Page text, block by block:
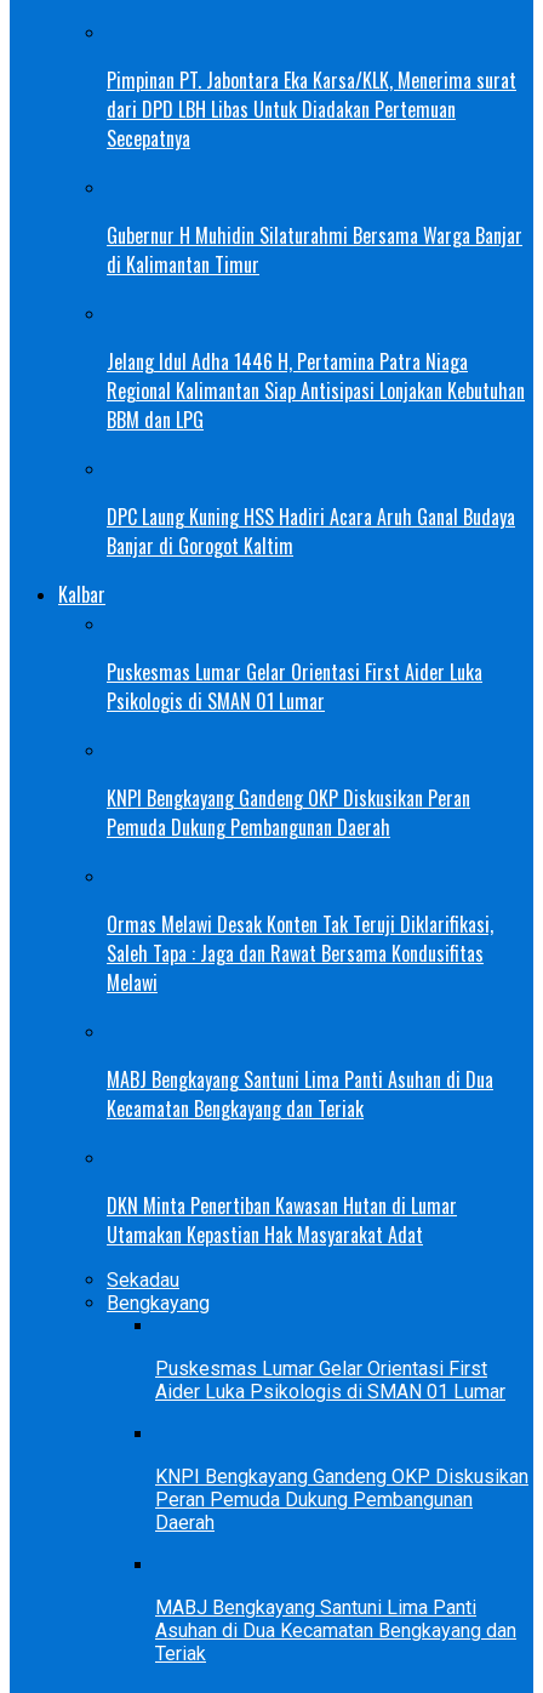
Pimpinan PT. Jabontara Eka Karsa/KLK, Menerima surat
dari DPD LBH Libas Untuk Diadakan Pertemuan
Secepatnya
Gubernur H Muhidin Silaturahmi Bersama Warga Banjar
di Kalimantan Timur
Jelang Idul Adha 1446 H, Pertamina Patra Niaga
Regional Kalimantan Siap Antisipasi Lonjakan Kebutuhan
BBM dan LPG
DPC Laung Kuning HSS Hadiri Acara Aruh Ganal Budaya
Banjar di Gorogot Kaltim
Kalbar
Puskesmas Lumar Gelar Orientasi First Aider Luka
Psikologis di SMAN 01 Lumar
KNPI Bengkayang Gandeng OKP Diskusikan Peran
Pemuda Dukung Pembangunan Daerah
Ormas Melawi Desak Konten Tak Teruji Diklarifikasi,
Saleh Tapa : Jaga dan Rawat Bersama Kondusifitas
Melawi
MABJ Bengkayang Santuni Lima Panti Asuhan di Dua
Kecamatan Bengkayang dan Teriak
DKN Minta Penertiban Kawasan Hutan di Lumar
Utamakan Kepastian Hak Masyarakat Adat
Sekadau
Bengkayang
Puskesmas Lumar Gelar Orientasi First
Aider Luka Psikologis di SMAN 01 Lumar
KNPI Bengkayang Gandeng OKP Diskusikan
Peran Pemuda Dukung Pembangunan
Daerah
MABJ Bengkayang Santuni Lima Panti
Asuhan di Dua Kecamatan Bengkayang dan
Teriak